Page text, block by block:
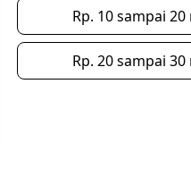
Rp. 10 sampai
Rp. 20 sampai